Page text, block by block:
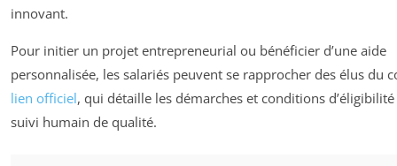
innovant.
Pour initier un projet entrepreneurial ou bénéficier d’une aide
personnalisée, les salariés peuvent se rapprocher des élus du
lien officiel, qui détaille les démarches et conditions
suivi humain de qualité.